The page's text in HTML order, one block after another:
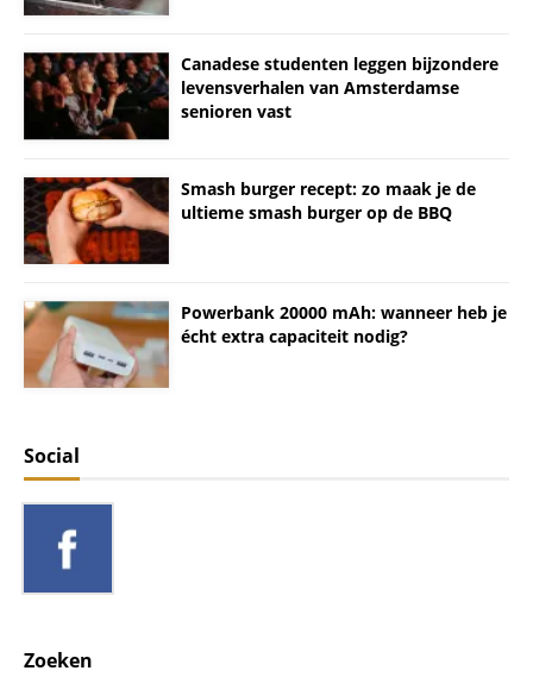
Canadese studenten leggen bijzondere
levensverhalen van Amsterdamse
senioren vast
Smash burger recept: zo maak je de
ultieme smash burger op de BBQ
Powerbank 20000 mAh: wanneer heb je
écht extra capaciteit nodig?
Social
Zoeken